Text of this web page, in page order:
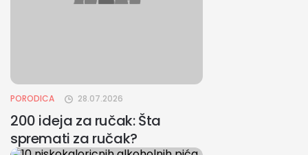
PORODICA 28.07.2026
200 ideja za ručak: Šta
spremati za ručak?